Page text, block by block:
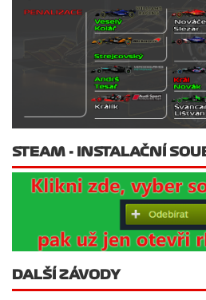
STEAM - INSTALAČNÍ
DALŠÍ ZÁVODY